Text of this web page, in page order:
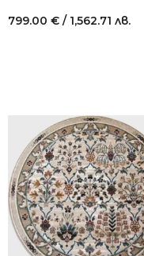
799.00 € / 1,562.71 лв.